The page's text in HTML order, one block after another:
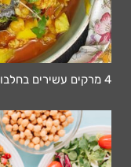
4 מרקים עשירים בחלבון לחורף (שהם ארוחה שלמה בסיר אחד!)